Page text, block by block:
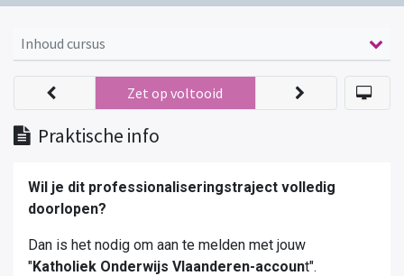
Inhoud cursus
Praktische info
Zet op voltooid
Wil je dit professionaliseringstraject volledig
doorlopen?
Dan is het nodig om aan te melden met jouw
"Katholiek Onderwijs Vlaanderen-account".